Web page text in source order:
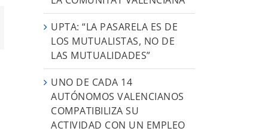
UPTA: “LA PASARELA ES DE
LOS MUTUALISTAS, NO DE
LAS MUTUALIDADES”
UNO DE CADA 14
AUTÓNOMOS VALENCIANOS
COMPATIBILIZA SU
ACTIVIDAD CON UN EMPLEO